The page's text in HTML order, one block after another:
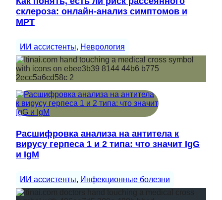
склероза: онлайн-анализ симптомов и
МРТ
ИИ ассистенты, Неврология
Расшифровка анализа на антитела к
вирусу герпеса 1 и 2 типа: что значит IgG
и IgM
ИИ ассистенты, Инфекционные болезни